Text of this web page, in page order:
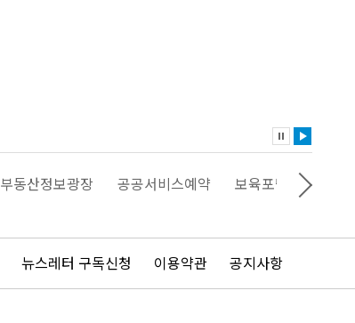
부동산정보광장 공공서비스예약 보육포털
뉴스레터 구독신청 이용약관 공지사항